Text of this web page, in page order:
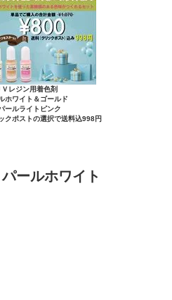
Ｖレジン用着色剤
ホワイト＆ゴールド
ールライトピンク
クポストの選択で送料込998円
ールホワイト